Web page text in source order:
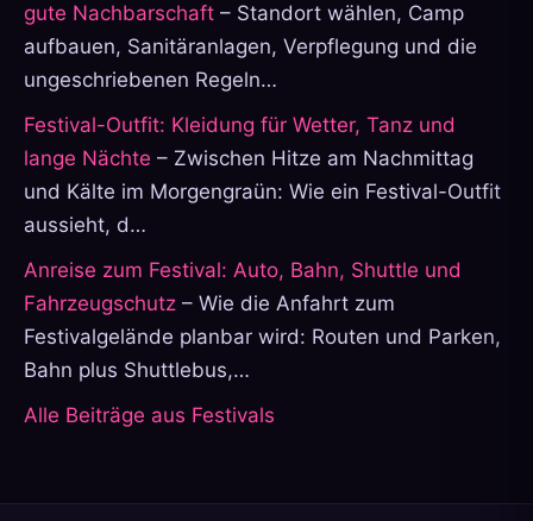
gute Nachbarschaft – Standort wählen, Camp
aufbauen, Sanitäranlagen, Verpflegung und die
ungeschriebenen Regeln…
Festival-Outfit: Kleidung für Wetter, Tanz und
lange Nächte – Zwischen Hitze am Nachmittag
und Kälte im Morgengraün: Wie ein Festival-Outfit
aussieht, d…
Anreise zum Festival: Auto, Bahn, Shuttle und
Fahrzeugschutz – Wie die Anfahrt zum
Festivalgelände planbar wird: Routen und Parken,
Bahn plus Shuttlebus,…
Alle Beiträge aus Festivals